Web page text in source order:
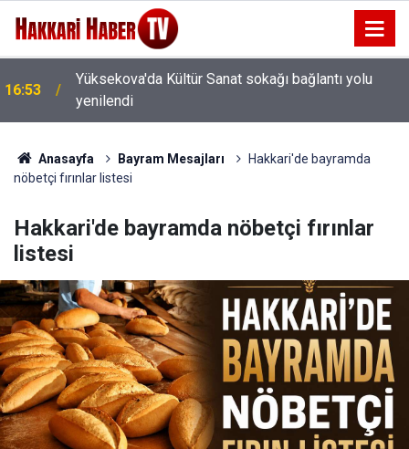
16:48 AHBAP'ın Faaliyetleri Durduruldu
Anasayfa Bayram Mesajları
Hakkari'de bayramda
nöbetçi fırınlar listesi
Hakkari'de bayramda nöbetçi fırınlar
listesi